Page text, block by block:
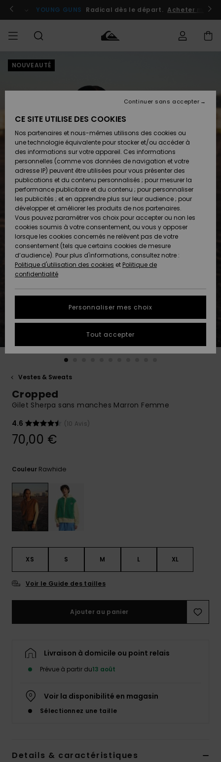
l'information
le
Se connecter / s'inscrire
YOUNG GUNS Radical dès le départ. Acheter
HOMME
Chaussures
& Tongs
Surf
Snow
Nouveautés
A
Découvrir
Chaussures
& Tongs
Surf
Snow
Nouveautés
A
Découvrir
FEMME
A
Découvrir
Snow
SURF
Homme
Surf
Shop
Enfant
Highlights
Communauté
SNOW
Homme
Snow
Shop
Enfant
Snow
Shop
Femme
A
Découvrir
Communauté
OUTLET
Enfant
Outlet
Femme
AIDE &
CONTACT
Retours
Paiement
Carte
Cadeau
Quiksilver
Freedom
Protection
des
tailles
obtenir la
à votre
Démarrer
les plus
et notre
formulaire
contact.
Consulter
la FAQ
MAGASINS
QUIKSILVER
NOUVEAUTÉ
Vestes & Sweats
Cropped
Gilet Sherpa sans manches Marron Femme
4.6
(10 Avis)
70,00 €
Couleur Rawhide
XS S M L XL
Voir le Guide des tailles
Ajouter au panier
Livraison à domicile ou point relais
Prévue à partir du13 août
Voir la disponibilité en magasin
Sélectionnez une taille
Details & caractéristiques
CE SITE UTILISE DES COOKIES
Nos partenaires et nous-mêmes utilisons des cookies ou
une technologie équivalente pour stocker et/ou accéder à
des informations sur votre appareil. Ces informations
personnelles (comme vos données de navigation et votre
adresse IP) peuvent être utilisées pour vous présenter des
publications et du contenu personnalisés ; pour mesurer la
performance publicitaire et du contenu ; pour personnaliser
les publicités ; et en apprendre plus sur leur audience ; pour
développer et améliorer les produits de nos partenaires.
Vous pouvez paramétrer vos choix pour accepter ou non les
cookies soumis à votre consentement, ou vous y opposer
lorsque les cookies concernés ne relèvent pas de votre
consentement (tels que certains cookies de mesure
d’audience). Pour plus d'informations, consultez notre :
Politique d'utilisation des cookies et Politique de
confidentialité
Personnaliser mes choix
Continuer sans accepter
Tout accepter